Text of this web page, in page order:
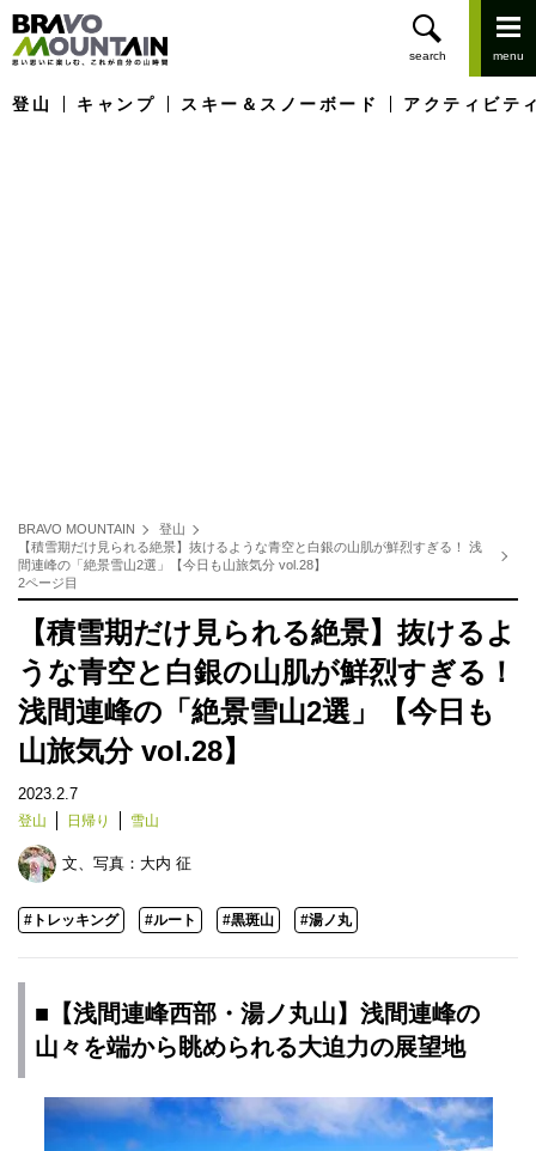
登山 キャンプ スキー＆スノーボード アクティビテ
BRAVO MOUNTAIN
登山
【積雪期だけ見られる絶景】抜けるような青空と白銀の山肌が鮮烈すぎる！ 浅
間連峰の「絶景雪山2選」【今日も山旅気分 vol.28】
2ページ目
【積雪期だけ見られる絶景】抜けるよ
うな青空と白銀の山肌が鮮烈すぎる！
浅間連峰の「絶景雪山2選」【今日も
山旅気分 vol.28】
2023.2.7
登山 日帰り 雪山
文、写真： 大内 征
#トレッキング #ルート #黒斑山 #湯ノ丸
■【浅間連峰西部・湯ノ丸山】浅間連峰の
山々を端から眺められる大迫力の展望地